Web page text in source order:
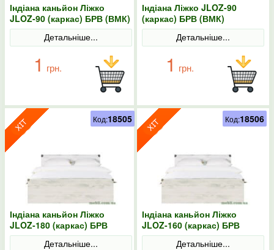
Індіана каньйон Ліжко
JLOZ-90 (каркас) БРВ (ВМК)
Детальніше...
1 грн.
Індіана Ліжко JLOZ-90
(каркас) БРВ (ВМК)
Детальніше...
1 грн.
Індіана каньйон Ліжко
JLOZ-180 (каркас) БРВ
(ВМК)
Детальніше...
Код:18505
Індіана каньйон Ліжко
JLOZ-160 (каркас) БРВ
(ВМК)
Детальніше...
Код:18506